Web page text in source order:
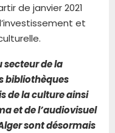
de janvier 2021
et
secteur de la
bibliothèques
de la culture ainsi
et de l’audiovisuel
sont désormais